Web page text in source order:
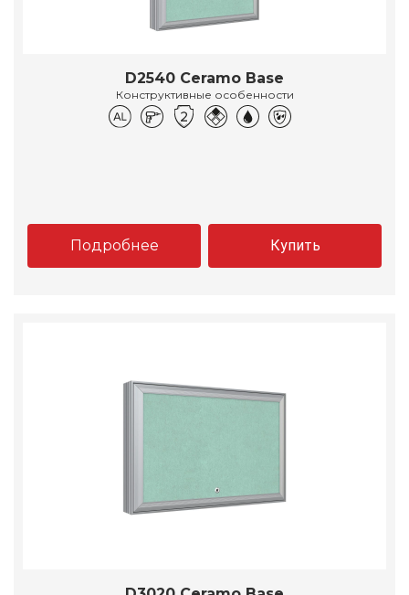
D2540 Ceramo Base
Конструктивные особенности
Подробнее Купить